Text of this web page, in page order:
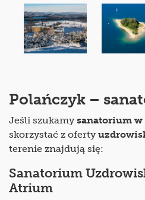
Polańczyk –
Jeśli szukamysanatorium w
skorzystać z oferty
terenie znajdują się:
Sanatorium
Atrium